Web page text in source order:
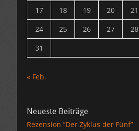
17
18 19 20 21
24
25 26 27 28
31
« Feb.
Neueste Beiträge
Rezension “Der Zyklus der Fünf”